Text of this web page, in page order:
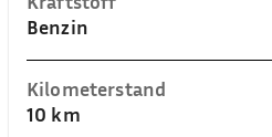
Benzin
Kilometerstand
10 km